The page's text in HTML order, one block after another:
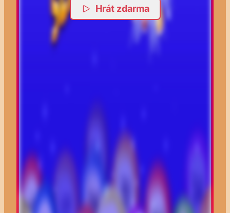
Hrát zdarma